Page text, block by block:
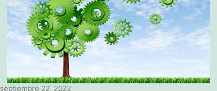
septiembre 22, 2022